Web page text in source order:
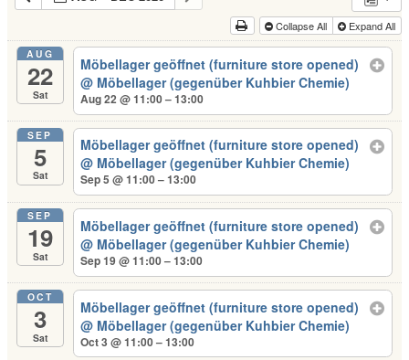
Collapse All Expand All
AUG
22
Sat
Möbellager geöffnet (furniture store opened)
@ Möbellager (gegenüber Kuhbier Chemie)
Aug 22 @ 11:00 – 13:00
SEP
5
Sat
Möbellager geöffnet (furniture store opened)
@ Möbellager (gegenüber Kuhbier Chemie)
Sep 5 @ 11:00 – 13:00
SEP
19
Sat
Möbellager geöffnet (furniture store opened)
@ Möbellager (gegenüber Kuhbier Chemie)
Sep 19 @ 11:00 – 13:00
OCT
3
Sat
Möbellager geöffnet (furniture store opened)
@ Möbellager (gegenüber Kuhbier Chemie)
Oct 3 @ 11:00 – 13:00